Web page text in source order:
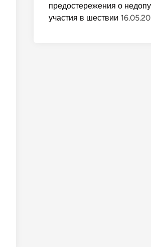
предостережения о
участия в шествии